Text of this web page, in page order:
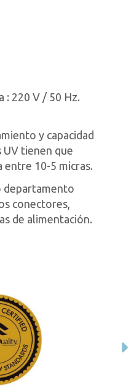
: 220 V / 50 Hz.
y capacidad
UV tienen que
10-5 micras.
departamento
conectores,
de alimentación.